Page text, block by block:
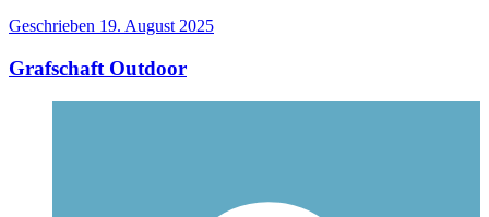
Geschrieben 19. August 2025
Grafschaft Outdoor